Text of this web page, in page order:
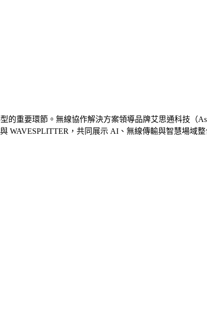
重要環節。無線協作解決方案領導品牌艾思通科技（
WAVESPLITTER，共同展示 AI、無線傳輸與智慧場